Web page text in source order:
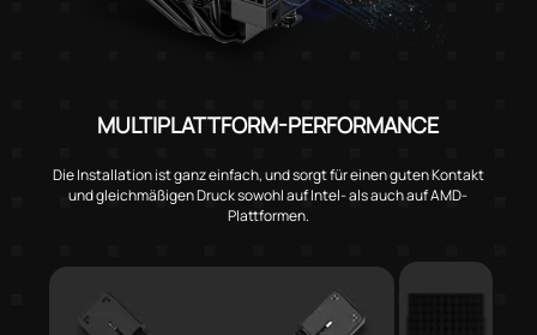
MULTIPLATTFORM-PERFORMANCE
Die Installation ist ganz einfach, und sorgt für einen guten Kontakt
und gleichmäßigen Druck sowohl auf Intel- als auch auf AMD-
Plattformen.